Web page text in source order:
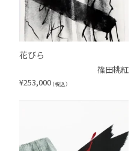
花びら
篠田桃紅
¥253,000 （税込）